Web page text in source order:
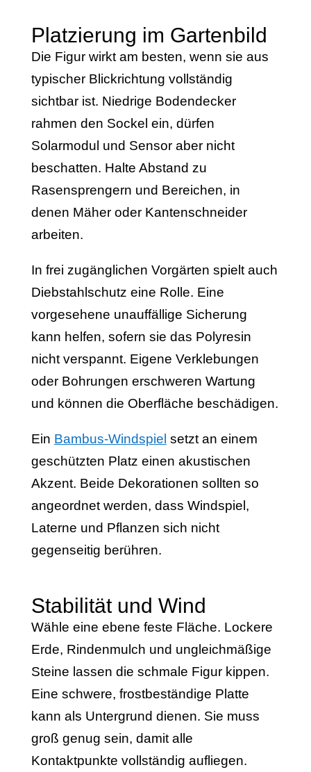
Platzierung im Gartenbild
Die Figur wirkt am besten, wenn sie aus
typischer Blickrichtung vollständig
sichtbar ist. Niedrige Bodendecker
rahmen den Sockel ein, dürfen
Solarmodul und Sensor aber nicht
beschatten. Halte Abstand zu
Rasensprengern und Bereichen, in
denen Mäher oder Kantenschneider
arbeiten.
In frei zugänglichen Vorgärten spielt auch
Diebstahlschutz eine Rolle. Eine
vorgesehene unauffällige Sicherung
kann helfen, sofern sie das Polyresin
nicht verspannt. Eigene Verklebungen
oder Bohrungen erschweren Wartung
und können die Oberfläche beschädigen.
Ein Bambus-Windspiel setzt an einem
geschützten Platz einen akustischen
Akzent. Beide Dekorationen sollten so
angeordnet werden, dass Windspiel,
Laterne und Pflanzen sich nicht
gegenseitig berühren.
Stabilität und Wind
Wähle eine ebene feste Fläche. Lockere
Erde, Rindenmulch und ungleichmäßige
Steine lassen die schmale Figur kippen.
Eine schwere, frostbeständige Platte
kann als Untergrund dienen. Sie muss
groß genug sein, damit alle
Kontaktpunkte vollständig aufliegen.